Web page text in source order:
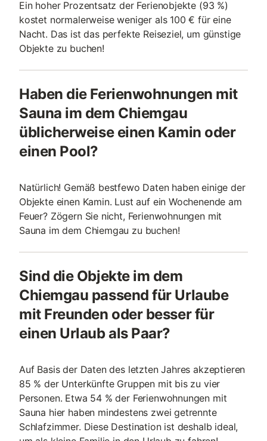
Ein hoher Prozentsatz der Ferienobjekte (93 %)
kostet normalerweise weniger als 100 € für eine
Nacht. Das ist das perfekte Reiseziel, um günstige
Objekte zu buchen!
Haben die Ferienwohnungen mit
Sauna im dem Chiemgau
üblicherweise einen Kamin oder
einen Pool?
Natürlich! Gemäß bestfewo Daten haben einige der
Objekte einen Kamin. Lust auf ein Wochenende am
Feuer? Zögern Sie nicht, Ferienwohnungen mit
Sauna im dem Chiemgau zu buchen!
Sind die Objekte im dem
Chiemgau passend für Urlaube
mit Freunden oder besser für
einen Urlaub als Paar?
Auf Basis der Daten des letzten Jahres akzeptieren
85 % der Unterkünfte Gruppen mit bis zu vier
Personen. Etwa 54 % der Ferienwohnungen mit
Sauna hier haben mindestens zwei getrennte
Schlafzimmer. Diese Destination ist deshalb ideal,